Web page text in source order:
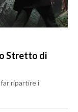
Stretto di
ripartire i